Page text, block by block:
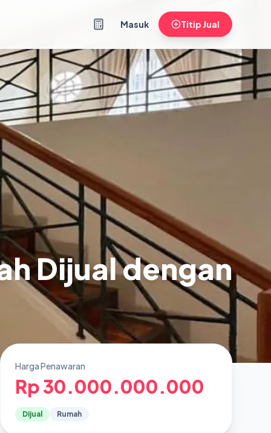
Masuk Titip Jual
Dijual dengan
Harga Penawaran
Rp 30.000.000.000
Dijual Rumah